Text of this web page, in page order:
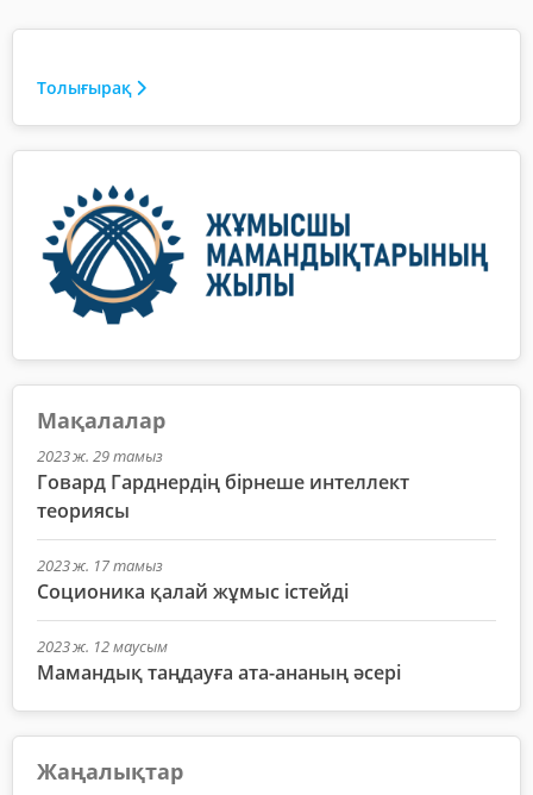
Толығырақ
Мақалалар
2023 ж. 29 тамыз
Говард Гарднердің бірнеше интеллект
теориясы
2023 ж. 17 тамыз
Соционика қалай жұмыс істейді
2023 ж. 12 маусым
Мамандық таңдауға ата-ананың әсері
Жаңалықтар